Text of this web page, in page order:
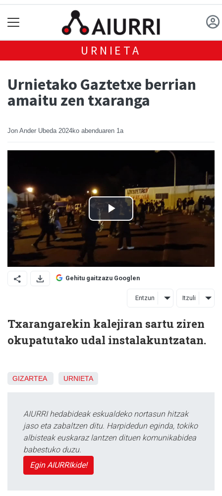
URNIETA
Urnietako Gaztetxe berrian
amaitu zen txaranga
Jon Ander Ubeda 2024ko abenduaren 1a
Gehitu gaitzazu Googlen
Entzun Itzuli
Txarangarekin kalejiran sartu ziren
okupatutako udal instalakuntzatan.
GIZARTEA URNIETA
AIURRI hedabideak eskualdeko nortasun hitzak
jaso eta zabaltzen ditu. Harpidedun eginda, tokiko
albisteak euskaraz lantzen dituen komunikabidea
babestuko duzu.
Egin AIURRIkide!